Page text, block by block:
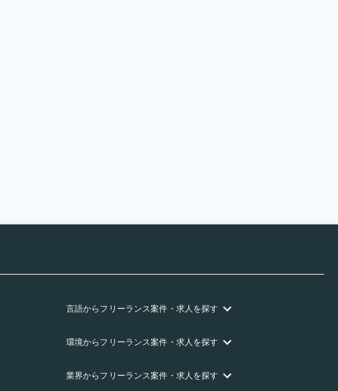
言語からフリーランス案件・求人を探す
環境からフリーランス案件・求人を探す
業界からフリーランス案件・求人を探す